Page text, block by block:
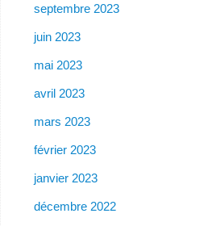
septembre 2023
juin 2023
mai 2023
avril 2023
mars 2023
février 2023
janvier 2023
décembre 2022